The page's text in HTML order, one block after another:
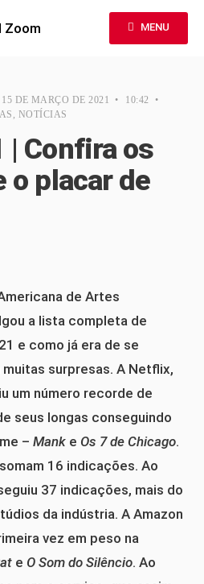
MENU
15 DE MARÇO DE 2021 • 10:42 •
, NOTÍCIAS
| Confira os
o placar de
de Artes
a lista completa de
e como já era de se
muitas surpresas. A Netflix,
um número recorde de
seus longas conseguindo
– Mank e Os 7 de Chicago.
16 indicações. Ao
37 indicações, mais do
da indústria. A Amazon
vez em peso na
e O Som do Silêncio. Ao